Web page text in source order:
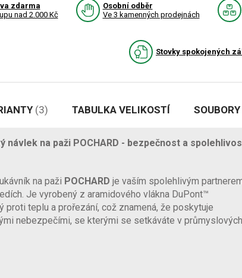
zdarma
nad 2.000 Kč
Osobní odběr
Ve 3 kamenných prodejnách
Stovky spokojených
(3) TABULKA VELIKOSTÍ
návlek na paži POCHARD - bezpečnost a
na paži POCHARD je vaším spolehlivým
Je vyrobený z aramidového vlákna DuPont™
proti teplu a prořezání, což znamená, že poskytuje
nebezpečími, se kterými se setkáváte v průmyslových